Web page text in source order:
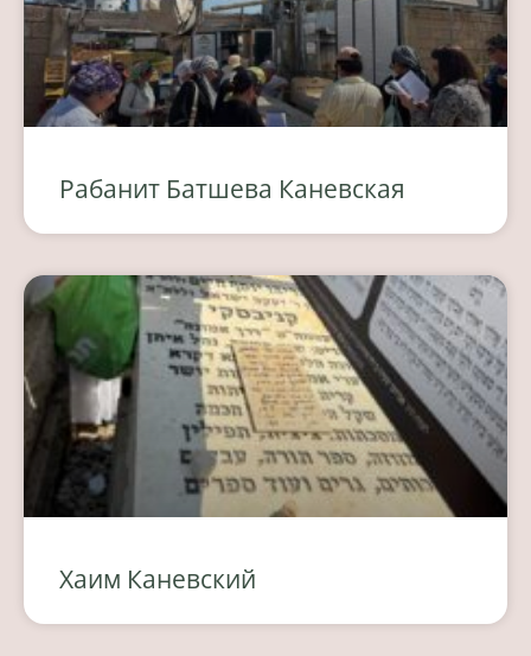
Рабанит Батшева Каневская
Хаим Каневский